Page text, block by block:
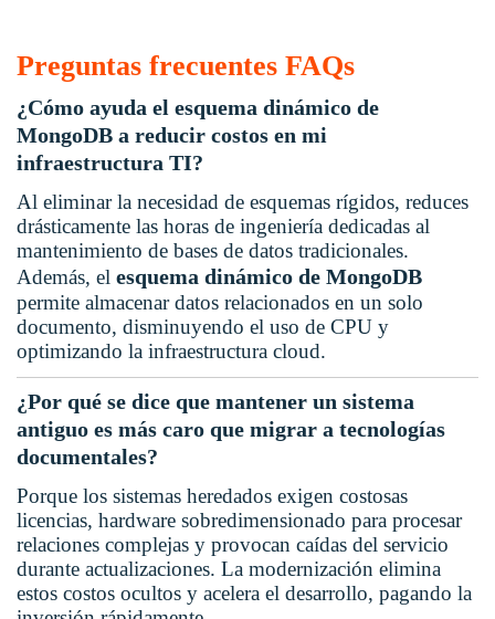
Preguntas frecuentes FAQs
¿Cómo ayuda el esquema dinámico de
MongoDB a reducir costos en mi
infraestructura TI?
Al eliminar la necesidad de esquemas rígidos, reduces
drásticamente las horas de ingeniería dedicadas al
mantenimiento de bases de datos tradicionales.
Además, el esquema dinámico de MongoDB
permite almacenar datos relacionados en un solo
documento, disminuyendo el uso de CPU y
optimizando la infraestructura cloud.
¿Por qué se dice que mantener un sistema
antiguo es más caro que migrar a tecnologías
documentales?
Porque los sistemas heredados exigen costosas
licencias, hardware sobredimensionado para procesar
relaciones complejas y provocan caídas del servicio
durante actualizaciones. La modernización elimina
estos costos ocultos y acelera el desarrollo, pagando la